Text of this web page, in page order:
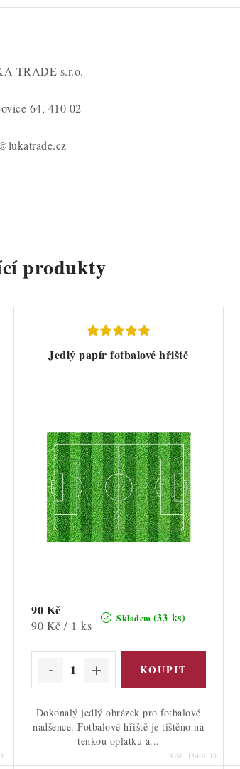
TRADE s.r.o.
64, 410 02
produkty
Jedlý papír fotbalové hřiště
Skladem (33 ks)
90 Kč
Měrná
90 Kč / 1 ks
Dokonalý jedlý obrázek pro fotbalové
nadšence. Fotbalové hřiště je tištěno na
tenkou oplatku a...
Kód: 134-0119